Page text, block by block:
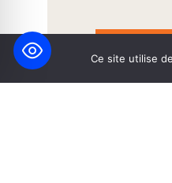
Ce site utilise